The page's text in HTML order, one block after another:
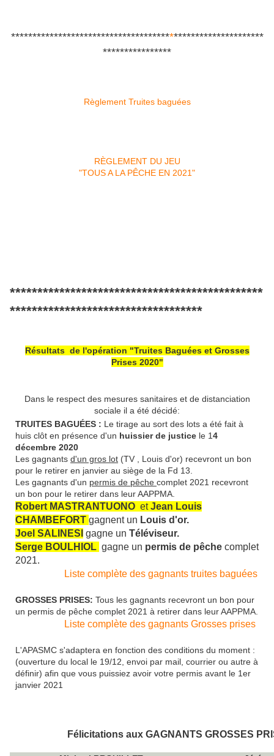
***********************************************************
****************
Règlement Truites baguées
RÈGLEMENT DU JEU
"TOUS A LA PÊCHE EN 2021"
**********************************************
***********************************
Résultats de l'opération "Truites Baguées et Grosses
Prises 2020"
Dans le respect des mesures sanitaires et de distanciation
sociale il a été décidé:
TRUITES BAGUÉES : Le tirage au sort des lots a été fait à
huis clôt en présence d'un huissier de justice le 14
décembre 2020
Les gagnants d'un gros lot (TV , Louis d'or) recevront un bon
pour le retirer en janvier au siège de la Fd 13.
Les gagnants d'un permis de pêche complet 2021 recevront
un bon pour le retirer dans leur AAPPMA.
Robert MASTRANTUONO etJean Louis
CHAMBEFORT gagnent un Louis d'or.
Joel SALINESI gagne un Téléviseur.
Serge BOULHIOL gagne un permis de pêche complet
2021.
Liste complète des gagnants truites baguées
GROSSES PRISES: Tous les gagnants recevront un bon pour
un permis de pêche complet 2021 à retirer dans leur AAPPMA.
Liste complète des gagnants Grosses prises
L'APASMC s'adaptera en fonction des conditions du moment :
(ouverture du local le 19/12, envoi par mail, courrier ou autre à
définir) afin que vous puissiez avoir votre permis avant le 1er
janvier 2021
Félicitations aux GAGNANTS GROSSES